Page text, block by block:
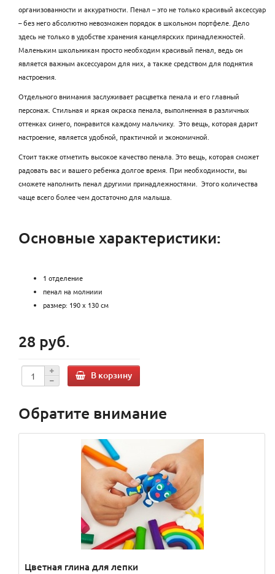
организованности и аккуратности. Пенал – это не только красивый аксессуар
– без него абсолютно невозможен порядок в школьном портфеле. Дело
здесь не только в удобстве хранения канцелярских принадлежностей.
Маленьким школьникам просто необходим красивый пенал, ведь он
является важным аксессуаром для них, а также средством для поднятия
настроения.
Отдельного внимания заслуживает расцветка пенала и его главный
персонаж. Стильная и яркая окраска пенала, выполненная в различных
оттенках синего, понравится каждому мальчику. Это вещь, которая дарит
настроение, является удобной, практичной и экономичной.
Стоит также отметить высокое качество пенала. Это вещь, которая сможет
радовать вас и вашего ребенка долгое время. При необходимости, вы
сможете наполнить пенал другими принадлежностями. Этого количества
чаще всего более чем достаточно для малыша.
Основные характеристики:
1 отделение
пенал на молниии
размер: 190 х 130 см
28 руб.
В корзину
Обратите внимание
Цветная глина для лепки